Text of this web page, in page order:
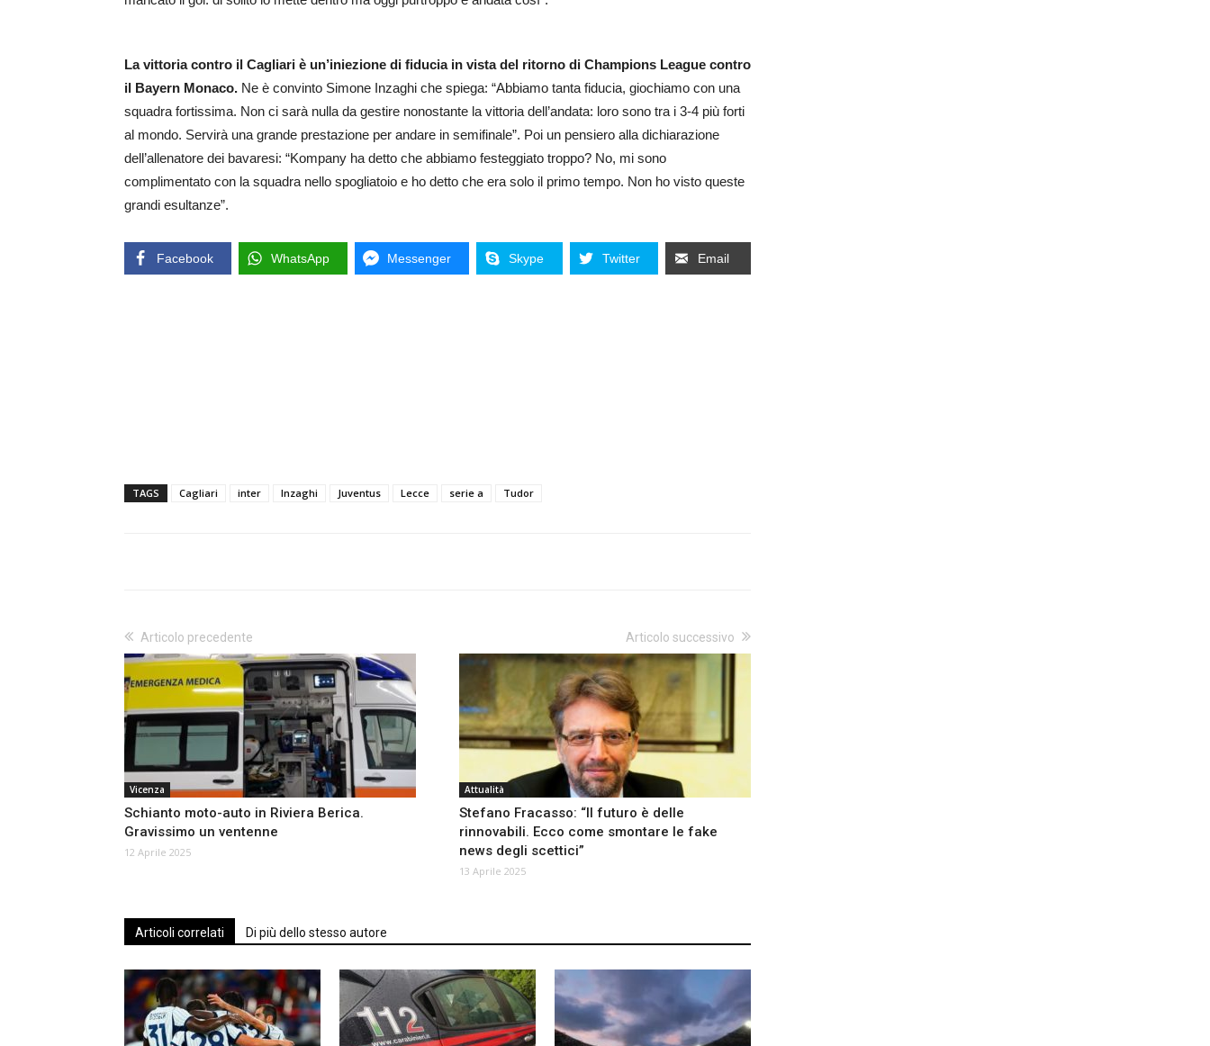
La vittoria contro il Cagliari è un’iniezione di fiducia in vista del ritorno di Champions League contro
il Bayern Monaco. Ne è convinto Simone Inzaghi che spiega: “Abbiamo tanta fiducia, giochiamo con una
squadra fortissima. Non ci sarà nulla da gestire nonostante la vittoria dell’andata: loro sono tra i 3-4 più forti
al mondo. Servirà una grande prestazione per andare in semifinale”. Poi un pensiero alla dichiarazione
dell’allenatore dei bavaresi: “Kompany ha detto che abbiamo festeggiato troppo? No, mi sono
complimentato con la squadra nello spogliatoio e ho detto che era solo il primo tempo. Non ho visto queste
grandi esultanze”.
Facebook WhatsApp Messenger Skype Twitter Email
TAGS Cagliari inter Inzaghi Juventus Lecce serie a Tudor
Articolo precedente
Vicenza
Schianto moto-auto in Riviera Berica.
Gravissimo un ventenne
12 Aprile 2025
Articolo successivo
Attualità
Stefano Fracasso: “Il futuro è delle
rinnovabili. Ecco come smontare le fake
news degli scettici”
13 Aprile 2025
Articoli correlati Di più dello stesso autore